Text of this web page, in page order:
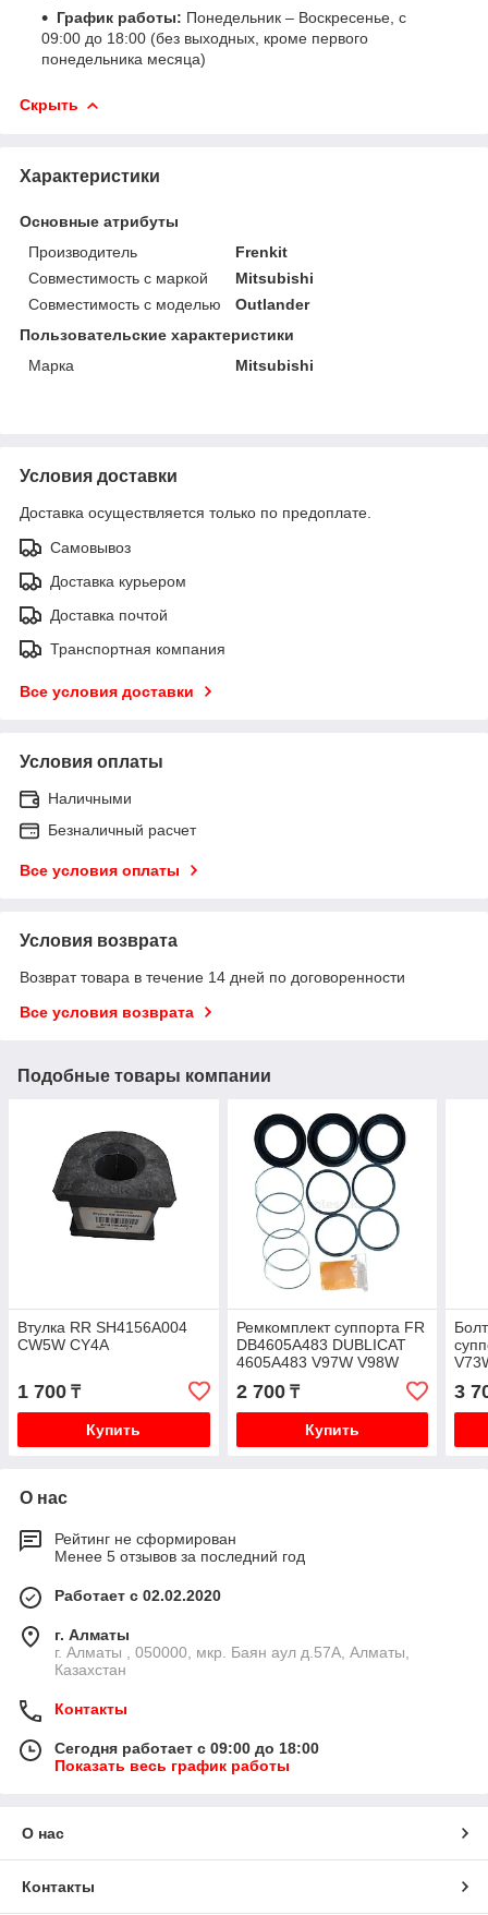
График работы: Понедельник – Воскресенье, с
09:00 до 18:00 (без выходных, кроме первого
понедельника месяца)
Скрыть
Характеристики
Основные атрибуты
Производитель
Frenkit
Совместимость с маркой
Mitsubishi
Совместимость с моделью
Outlander
Пользовательские характеристики
Марка
Mitsubishi
Условия доставки
Доставка осуществляется только по предоплате.
Самовывоз
Доставка курьером
Доставка почтой
Транспортная компания
Все условия доставки
Условия оплаты
Наличными
Безналичный расчет
Все условия оплаты
Условия возврата
Возврат товара в течение 14 дней по договоренности
Все условия возврата
Подобные товары компании
Втулка RR SH4156A004
CW5W CY4A
1 700 ₸
Купить
Ремкомплект суппорта FR
DB4605A483 DUBLICAT
4605A483 V97W V98W
2 700₸
Купить
3
О нас
Рейтинг не сформирован
Менее 5 отзывов за последний год
Работает с 02.02.2020
г. Алматы
г. Алматы , 050000, мкр. Баян аул д.57А, Алматы,
Казахстан
Контакты
Сегодня работает с 09:00 до 18:00
Показать весь график работы
О нас
Контакты